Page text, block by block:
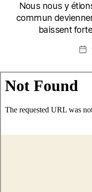
Nous nous y
commun
baissent